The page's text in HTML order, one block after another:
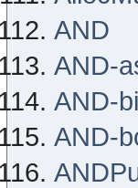
AND
AND-
AND-
AND-